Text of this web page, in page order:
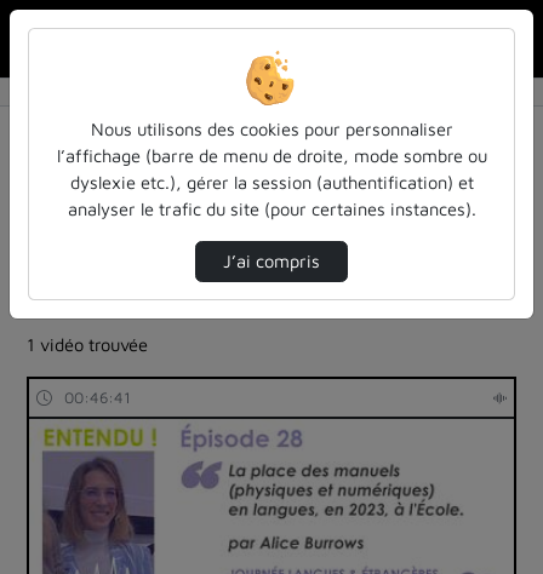
Résultats de la recherche
Filtres actifs (cliquer pour en retirer) :
Français
colloques-et-conferences
entendu-des-confs-a-ecouter
universite-de-lorraine
universite-de-lorraine
langues-sciences-du-langage
universite-de-lorraine
1 vidéo trouvée
00:46:41
Nous utilisons des cookies pour personnaliser
l’affichage (barre de menu de droite, mode sombre ou
dyslexie etc.), gérer la session (authentification) et
analyser le trafic du site (pour certaines instances).
J’ai compris